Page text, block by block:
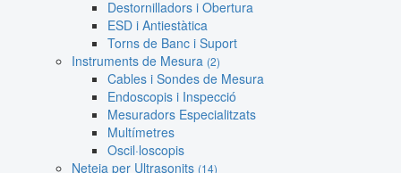
Destornilladors i Obertura
ESD i Antiestàtica
Torns de Banc i Suport
Instruments de Mesura (2)
Cables i Sondes de Mesura
Endoscopis i Inspecció
Mesuradors Especialitzats
Multímetres
Oscil·loscopis
Neteja per Ultrasonits (14)